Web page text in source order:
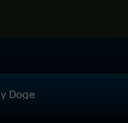
Doge